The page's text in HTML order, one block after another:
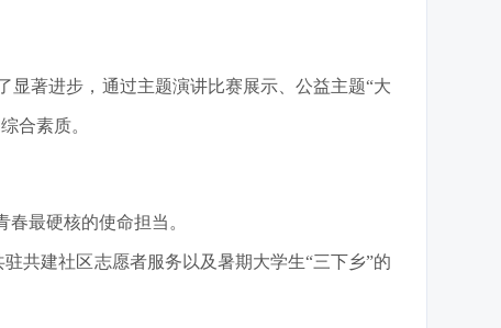
著进步，通过主题演讲比赛展示、公益主题“大
合素质。
最硬核的使命担当。
共建社区志愿者服务以及暑期大学生“三下乡”的